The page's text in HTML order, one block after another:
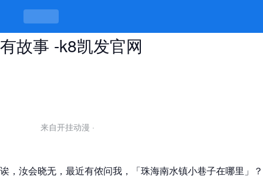
珠海南水镇小巷子在哪里，巷路弯弯
有故事 -k8凯发官网
来自开挂动漫 ·
诶，汝会晓无，最近有侬问我，「珠海南水镇小巷子在哪里」